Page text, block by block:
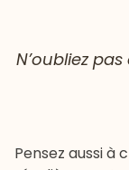
N’oubliez
Pensez aussi à